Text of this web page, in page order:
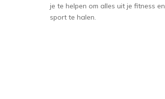
je te helpen om alles uit je fitness en
sport te halen.